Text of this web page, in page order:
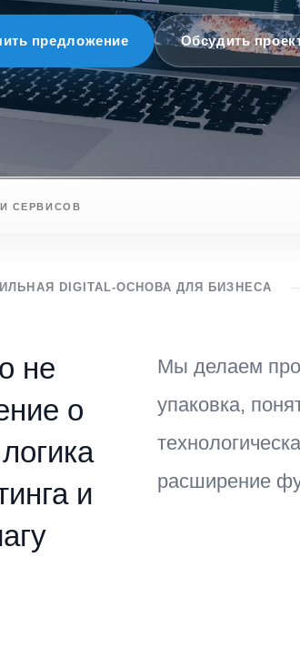
предложение Обсудить
СЕРВИСОВ
DIGITAL-ОСНОВА ДЛЯ БИЗНЕСА
не
о
и
Мы делаем
упаковка,
расширение